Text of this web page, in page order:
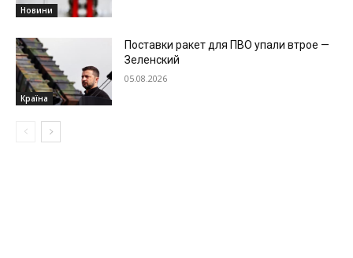
Новини
Країна
Поставки ракет для ПВО упали втрое —
Зеленский
05.08.2026